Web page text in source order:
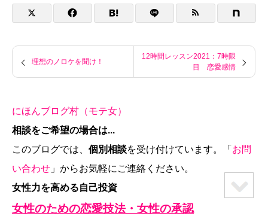
理想のノロケを聞け！
12時間レッスン2021：7時限
目 恋愛感情
にほんブログ村（モテ女）
相談をご希望の場合は...
このブログでは、 個別相談を受け付けています。「 お問
い合わせ 」からお気軽にご連絡ください。
女性力を高める自己投資
女性のための恋愛技法・女性の承認